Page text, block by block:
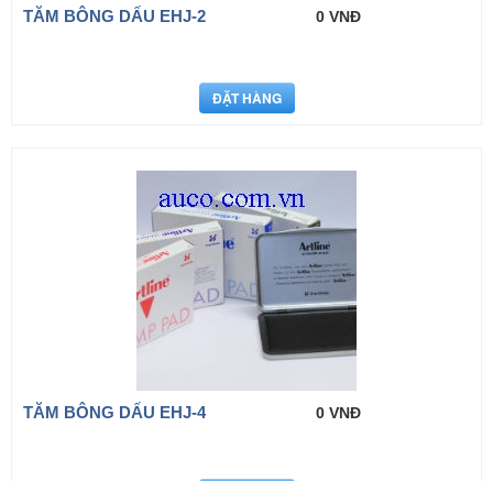
TĂM BÔNG DẤU EHJ-2 0 VNĐ
TĂM BÔNG DẤU EHJ-4 0 VNĐ